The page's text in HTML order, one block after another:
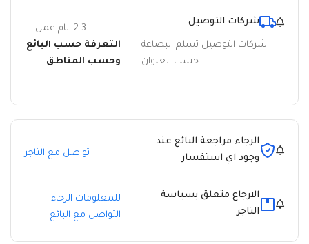
شركات التوصيل
شركات التوصيل تسلم البضاعة
حسب العنوان
2-3 ايام عمل
التعرفة حسب البائع
وحسب المناطق
الرجاء مراجعة البائع عند
وجود اي استفسار
تواصل مع التاجر
الارجاع متعلق بسياسة
التاجر
للمعلومات الرجاء
التواصل مع البائع